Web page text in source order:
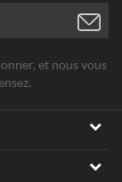
et nous vous